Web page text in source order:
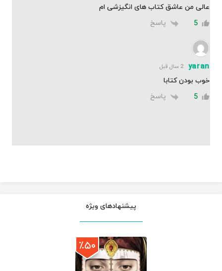
عالی من عاشق کتاب های انگیزشی ام
5
پاسخ
yaran 2 سال قبل
خوب بودن کتابا
5
پاسخ
پیشنهادهای ویژه
٪۵۰